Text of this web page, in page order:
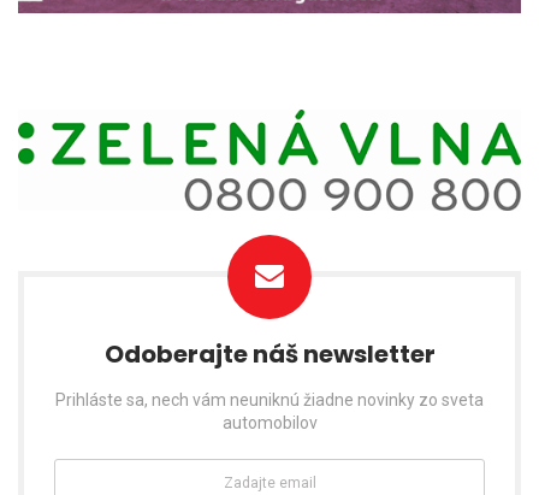
Odoberajte náš newsletter
Prihláste sa, nech vám neuniknú žiadne novinky zo sveta
automobilov